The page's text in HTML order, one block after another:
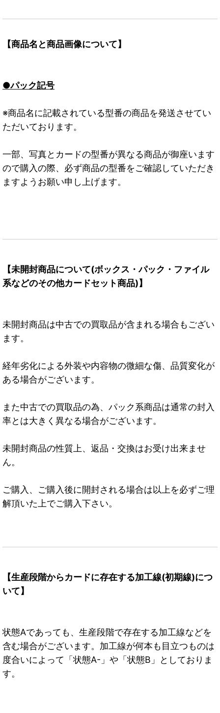
【商品名と商品画像について】
●パック記号
※商品名に記載されている型番の商品を発送させてい
ただいております。
一部、写真とカードの型番が異なる商品が御座います
ので購入の際、必ず商品の型番をご確認していただき
ますようお願い申し上げます。
【未開封商品について(ボックス・パック・ファイル
系などのその他カードセット商品)】
未開封商品は中古での買取品が含まれる場合もござい
ます。
経年劣化による外装や内容物の微細な傷、品質変化が
ある場合がございます。
また中古での買取品の為、パック系商品は通常の封入
率とは大きく異なる場合がございます。
未開封商品の性質上、返品・交換はお受け出来ませ
ん。
ご購入、ご購入後に開封される場合は以上を必ずご理
解頂いた上でご購入下さい。
【生産段階からカードに存在する加工線(初期線)につ
いて】
状態Aであっても、生産段階で存在する加工線などを
含む場合がございます。加工線が何本も目立つものは
度合いによって「状態A-」や「状態B」としておりま
す。